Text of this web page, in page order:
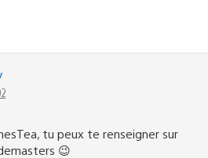
tu peux te renseigner sur
😉